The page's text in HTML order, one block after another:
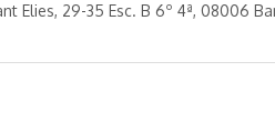
Elies, 29-35 Esc. B 6º 4ª, 08006